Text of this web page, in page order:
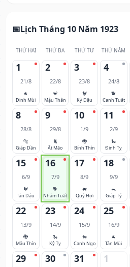
Lịch Tháng 10 Năm 1923
THỨ HAI THỨ BA THỨ TƯ THỨ NĂM
1
21/8
🐐
Đinh Mùi
2
22/8
🐒
Mậu Thân
3
23/8
🐓
Kỷ Dậu
4
24/8
🐕
Canh Tuất
8
28/8
🐅
Giáp Dần
9
29/8
🐈
Ất Mão
10
1/9
🐉
Bính Thìn
11
2/9
🐍
Đinh Tỵ
15
6/9
🐓
Tân Dậu
16
7/9
🐕
Nhâm Tuất
17
8/9
🐖
Quý Hợi
18
9/9
🐀
Giáp Tý
22
13/9
🐉
Mậu Thìn
23
14/9
🐍
Kỷ Tỵ
24
15/9
🐎
Canh Ngọ
25
16/9
🐐
Tân Mùi
29 30 31 1